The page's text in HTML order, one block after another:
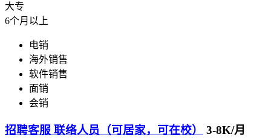
大专
6个月以上
电销
海外销售
软件销售
面销
会销
招聘客服 联络人员（可居家，可在校） 3-8K/月